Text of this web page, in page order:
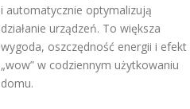
i automatycznie optymalizują
działanie urządzeń. To większa
wygoda, oszczędność energii i efekt
„wow” w codziennym użytkowaniu
domu.